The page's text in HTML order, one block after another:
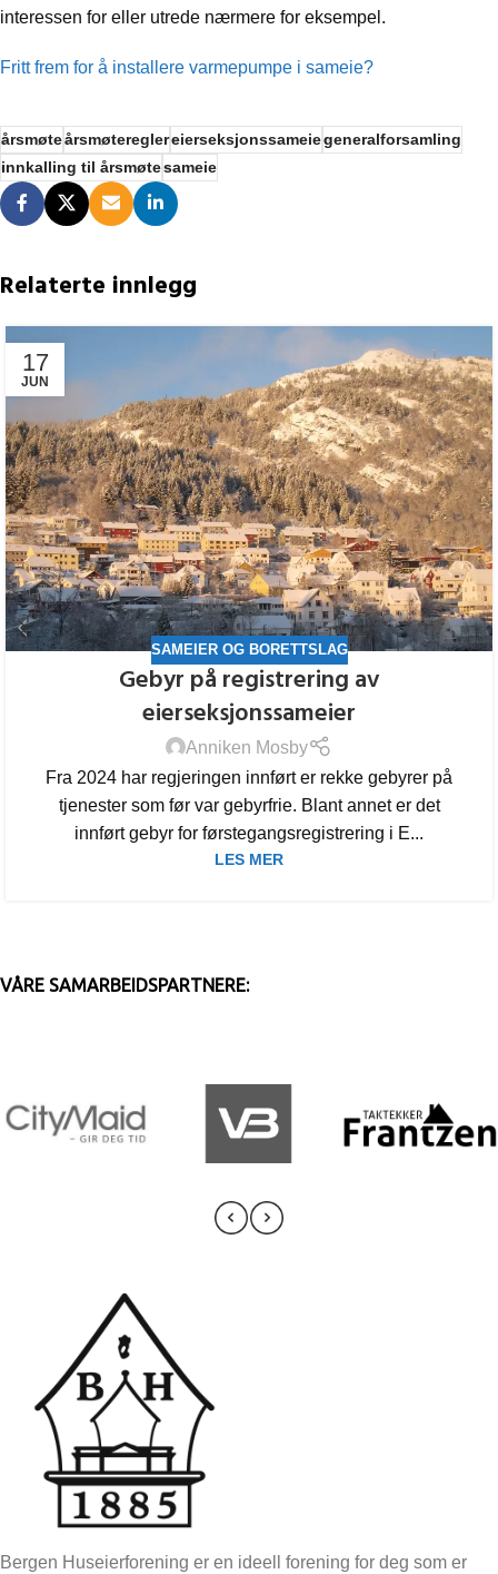
interessen for eller utrede nærmere for eksempel.
Fritt frem for å installere varmepumpe i sameie?
årsmøteårsmøtereglereierseksjonssameiegeneralforsamling
innkalling til årsmøtesameie
Relaterte innlegg
17
JUN
SAMEIER OG BORETTSLAG
Gebyr på registrering av
eierseksjonssameier
Anniken Mosby
Fra 2024 har regjeringen innført er rekke gebyrer på
tjenester som før var gebyrfrie. Blant annet er det
innført gebyr for førstegangsregistrering i E...
LES MER
VÅRE SAMARBEIDSPARTNERE:
Bergen Huseierforening er en ideell forening for deg som er